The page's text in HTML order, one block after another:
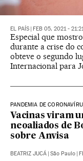
EL PAÍS FEB 05, 2021 -
Especial que
durante a crise do
obteve o segundo
Internacional para
PANDEMIA DE
Vacinas viram
neoaliados de
sobre Anvisa
BEATRIZ JUCÁ São Paulo